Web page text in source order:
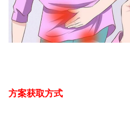
方案获取方式